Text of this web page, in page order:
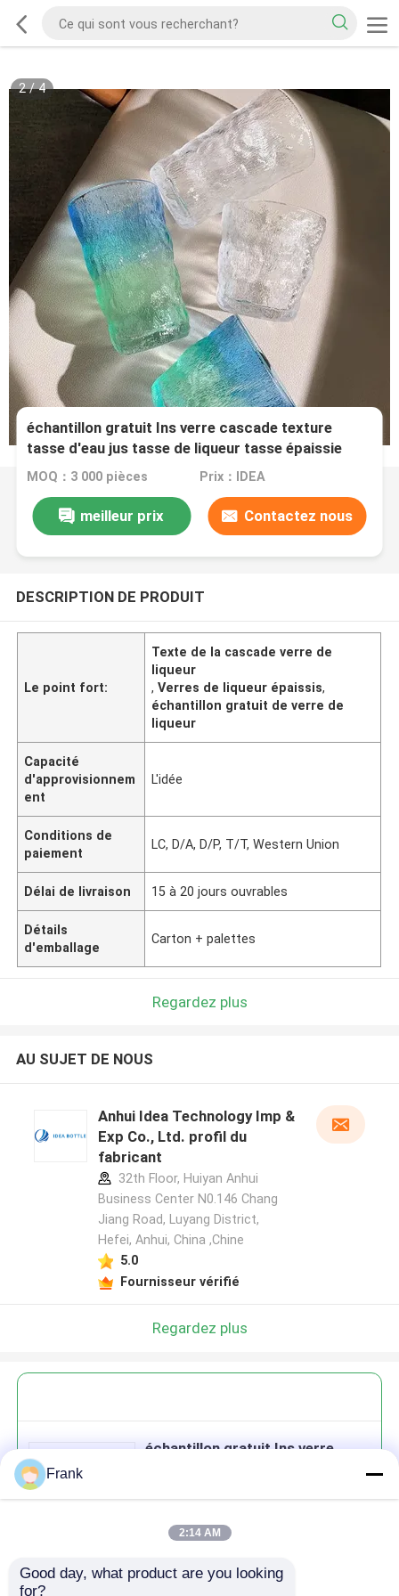
2/4
échantillon gratuit Ins verre cascade texture
tasse d'eau jus tasse de liqueur tasse épaissie
MOQ：3 000 pièces Prix：IDEA
meilleur prix Contactez nous
DESCRIPTION DE PRODUIT
Le point fort:
Texte de la cascade verre de
liqueur
,Verres de liqueur épaissis,
échantillon gratuit de verre de
liqueur
Capacité
d'approvisionnem
ent
L'idée
Conditions de
paiement
LC, D/A, D/P, T/T, Western Union
Délai de livraison 15 à 20 jours ouvrables
Détails
d'emballage
Carton + palettes
Regardez plus
AU SUJET DE NOUS
Anhui Idea Technology Imp &
Exp Co., Ltd. profil du
fabricant
32th Floor, Huiyan Anhui
Business Center N0.146 Chang
Jiang Road, Luyang District,
Hefei, Anhui, China ,Chine
5.0
Fournisseur vérifié
Regardez plus
échantillon gratuit Ins verre
Continuer
Frank
2:14 AM
Good day, what product are you looking
for?